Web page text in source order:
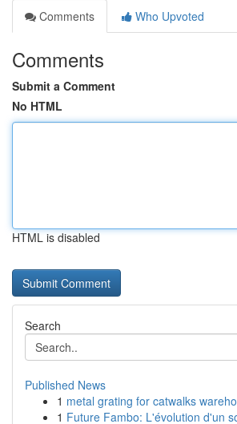
Comments
Who Upvoted
Comments
Submit a Comment
No HTML
HTML is disabled
Search
Published News
1 metal grating for catwalks
1 Future Fambo: L'évolution d'un